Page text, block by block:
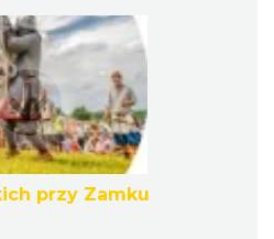
przy Zamku